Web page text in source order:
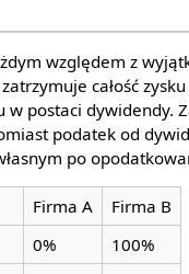
względem z
całość
w postaci dywidendy.
podatek od
po
Firma A
Firma B
0%
100%